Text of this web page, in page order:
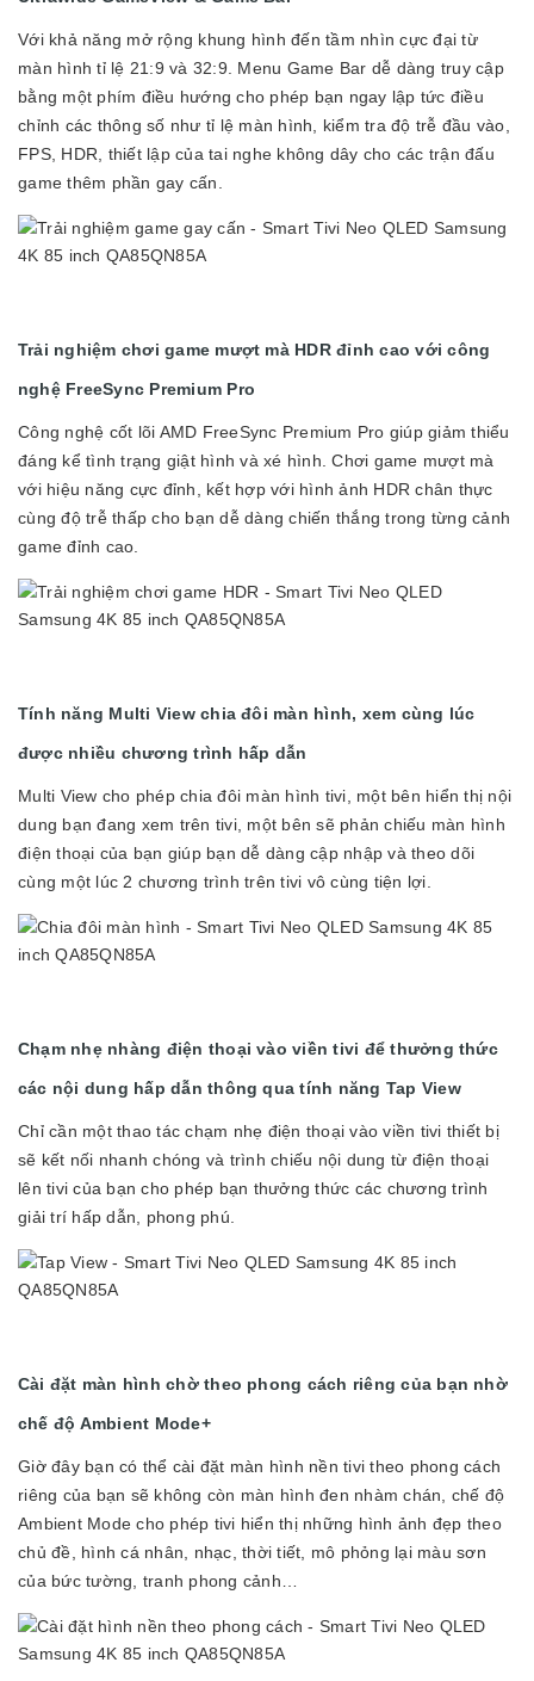
Với khả năng mở rộng khung hình đến tầm nhìn cực đại từ
màn hình tỉ lệ 21:9 và 32:9. Menu Game Bar dễ dàng truy cập
bằng một phím điều hướng cho phép bạn ngay lập tức điều
chỉnh các thông số như tỉ lệ màn hình, kiểm tra độ trễ đầu vào,
FPS, HDR, thiết lập của tai nghe không dây cho các trận đấu
game thêm phần gay cấn.
Trải nghiệm chơi game mượt mà HDR đỉnh cao với công
nghệ FreeSync Premium Pro
Công nghệ cốt lõi AMD FreeSync Premium Pro giúp giảm thiểu
đáng kể tình trạng giật hình và xé hình. Chơi game mượt mà
với hiệu năng cực đỉnh, kết hợp với hình ảnh HDR chân thực
cùng độ trễ thấp cho bạn dễ dàng chiến thắng trong từng cảnh
game đỉnh cao.
Tính năng Multi View chia đôi màn hình, xem cùng lúc
được nhiều chương trình hấp dẫn
Multi View cho phép chia đôi màn hình tivi, một bên hiển thị nội
dung bạn đang xem trên tivi, một bên sẽ phản chiếu màn hình
điện thoại của bạn giúp bạn dễ dàng cập nhập và theo dõi
cùng một lúc 2 chương trình trên tivi vô cùng tiện lợi.
Chạm nhẹ nhàng điện thoại vào viền tivi để thưởng thức
các nội dung hấp dẫn thông qua tính năng Tap View
Chỉ cần một thao tác chạm nhẹ điện thoại vào viền tivi thiết bị
sẽ kết nối nhanh chóng và trình chiếu nội dung từ điện thoại
lên tivi của bạn cho phép bạn thưởng thức các chương trình
giải trí hấp dẫn, phong phú.
Cài đặt màn hình chờ theo phong cách riêng của bạn nhờ
chế độ Ambient Mode+
Giờ đây bạn có thể cài đặt màn hình nền tivi theo phong cách
riêng của bạn sẽ không còn màn hình đen nhàm chán, chế độ
Ambient Mode cho phép tivi hiển thị những hình ảnh đẹp theo
chủ đề, hình cá nhân, nhạc, thời tiết, mô phỏng lại màu sơn
của bức tường, tranh phong cảnh…